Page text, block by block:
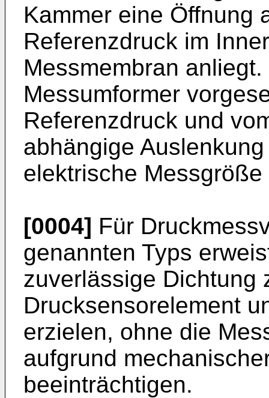
Kammer eine Öffnung
Referenzdruck im
Messmembran
Messumformer
Referenzdruck und
abhängige
elektrische
[0004] Für
genannten Typs
zuverlässige Dichtung
Drucksensorelement
erzielen, ohne die
aufgrund
beeinträchtigen.